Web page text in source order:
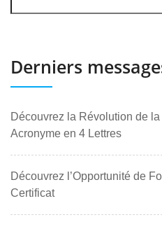
Derniers
Découvrez la Révolution de
Acronyme en 4 Lettres
Découvrez l’Opportunité de
Certificat